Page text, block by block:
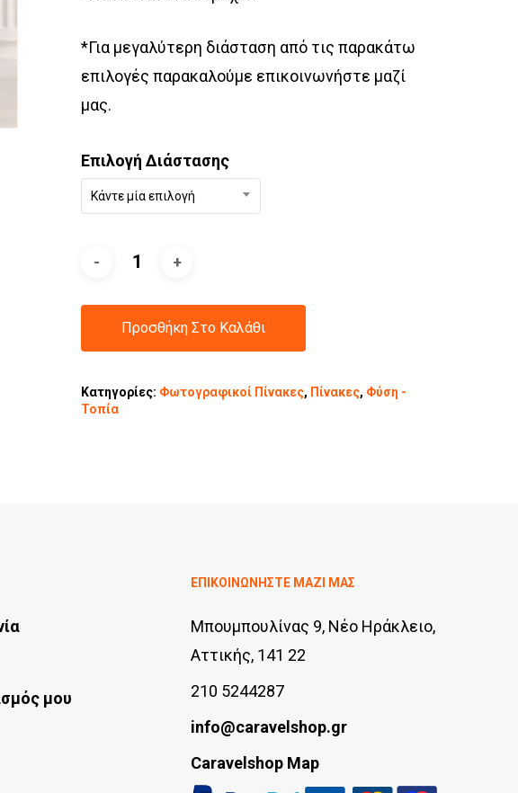
*Για μεγαλύτερη διάσταση από τις παρακάτω
επιλογές παρακαλούμε επικοινωνήστε μαζί
μας.
Επιλογή Διάστασης
Κάντε μία επιλογή
Προσθήκη Στο Καλάθι
Κατηγορίες: Φωτογραφικοί Πίνακες, Πίνακες, Φύση -
Τοπία
μου
ΕΠΙΚΟΙΝΩΝΗΣΤΕ ΜΑΖΙ ΜΑΣ
Μπουμπουλίνας 9, Νέο Ηράκλειο,
Αττικής, 141 22
210 5244287
info@caravelshop.gr
Caravelshop Map